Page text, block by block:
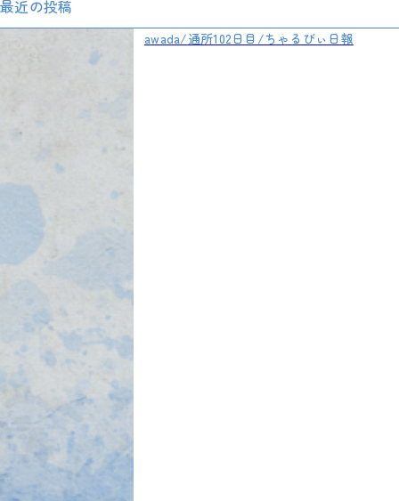
最近の投稿
awada/通所102日目/ちゃるびぃ日報